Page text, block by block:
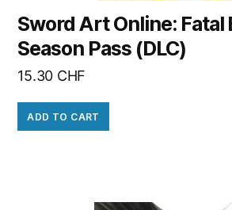
Sword Art Online: Fatal
Season Pass (DLC)
15.30 CHF
ADD TO CART